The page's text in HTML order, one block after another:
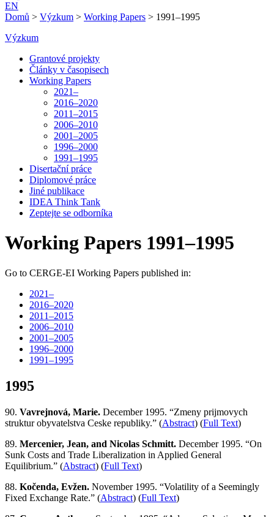
EN
Domů > Výzkum > Working Papers > 1991–1995
Výzkum
Grantové projekty
Články v časopisech
Working Papers
2021–
2016–2020
2011–2015
2006–2010
2001–2005
1996–2000
1991–1995
Disertační práce
Diplomové práce
Jiné publikace
IDEA Think Tank
Zeptejte se odborníka
Working Papers 1991–1995
Go to CERGE-EI Working Papers published in:
2021–
2016–2020
2011–2015
2006–2010
2001–2005
1996–2000
1991–1995
1995
90. Vavrejnová, Marie. December 1995. “Zmeny prijmovych
struktur obyvatelstva Ceske republiky.” (Abstract) (Full Text)
89. Mercenier, Jean, and Nicolas Schmitt. December 1995. “On
Sunk Costs and Trade Liberalization in Applied General
Equilibrium.” (Abstract) (Full Text)
88. Kočenda, Evžen. November 1995. “Volatility of a Seemingly
Fixed Exchange Rate.” (Abstract) (Full Text)